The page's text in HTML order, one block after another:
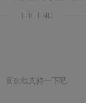
THE END
喜欢就支持一下吧